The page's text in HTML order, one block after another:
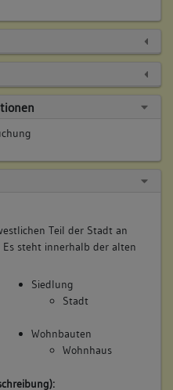
Teil der Stadt an
steht innerhalb der alten
Siedlung
Stadt
Wohnbauten
Wohnhaus